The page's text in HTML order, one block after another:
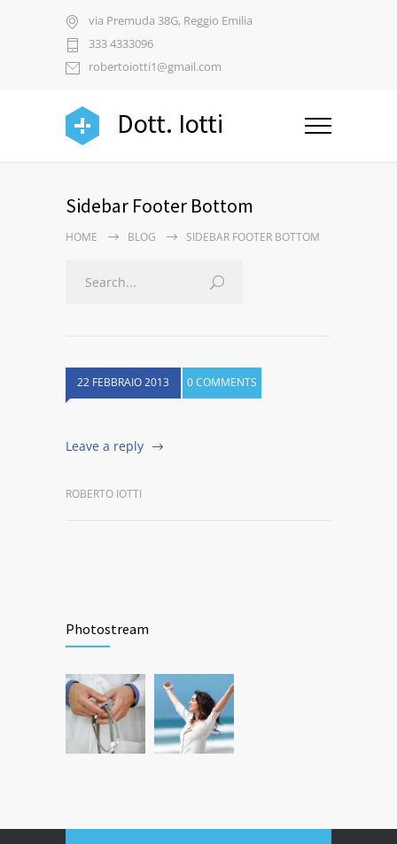
via Premuda 38G, Reggio Emilia
333 4333096
robertoiotti1@gmail.com
Dott. Iotti
Sidebar Footer Bottom
HOME BLOG SIDEBAR FOOTER BOTTOM
22 FEBBRAIO 2013 0 COMMENTS
Leave a reply
ROBERTO IOTTI
Photostream